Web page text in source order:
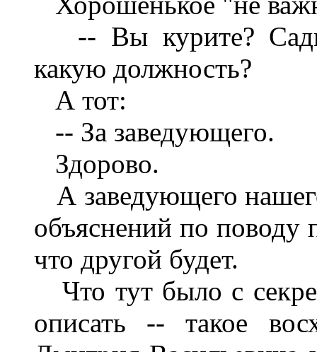
-- Вы курите?
какую должность?
А тот:
-- За заведующего.
Здорово.
А заведующего
объяснений по
что другой будет.
Что тут было с
описать -- такое